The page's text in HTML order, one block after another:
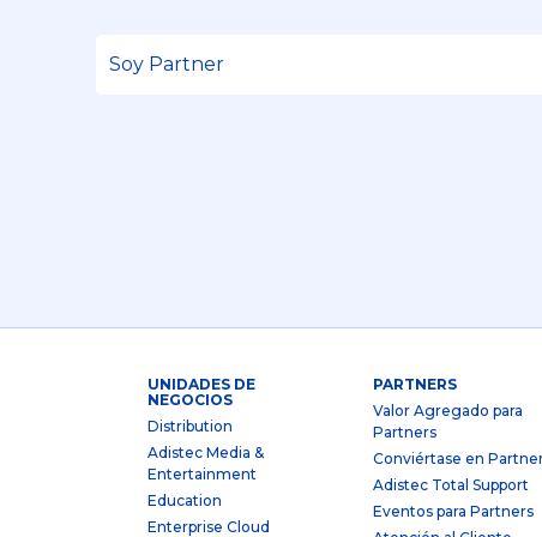
UNIDADES DE
NEGOCIOS
Distribution
Adistec Media &
Entertainment
Education
Enterprise Cloud
PARTNERS
Valor Agregado para
Partners
Conviértase en
Adistec Total Support
Eventos para Partners